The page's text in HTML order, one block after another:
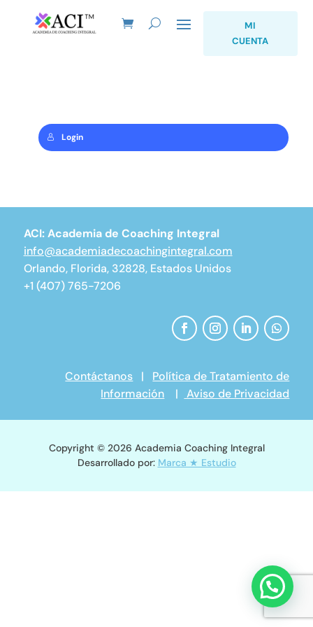
MI
CUENTA
Login
ACI: Academia de Coaching Integral
info@academiadecoachingintegral.com
Orlando, Florida, 32828, Estados Unidos
+1 (407) 765-7206
Contáctanos | Política de Tratamiento de
Información | Aviso de Privacidad
Copyright © 2026 Academia Coaching Integral
Desarrollado por: Marca ★ Estudio